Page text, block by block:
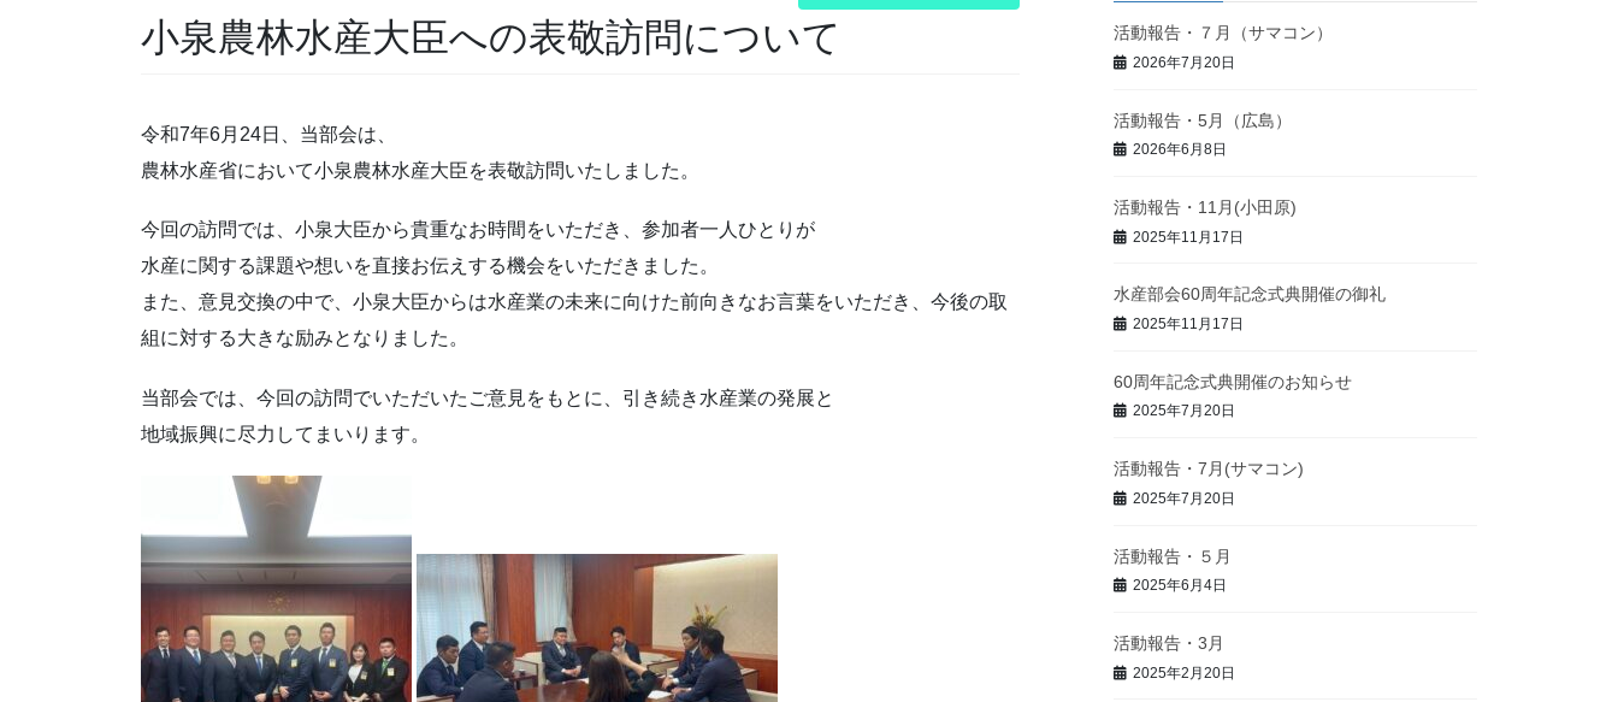
小泉農林水産大臣への表敬訪問について
令和7年6月24日、当部会は、
農林水産省において小泉農林水産大臣を表敬訪問いたしました。
今回の訪問では、小泉大臣から貴重なお時間をいただき、参加者一人ひとりが
水産に関する課題や想いを直接お伝えする機会をいただきました。
また、意見交換の中で、小泉大臣からは水産業の未来に向けた前向きなお言葉をいただき、今後の取
組に対する大きな励みとなりました。
当部会では、今回の訪問でいただいたご意見をもとに、引き続き水産業の発展と
地域振興に尽力してまいります。
活動報告・７月（サマコン）
2026年7月20日
活動報告・5月（広島）
2026年6月8日
活動報告・11月(小田原)
2025年11月17日
水産部会60周年記念式典開催の御礼
2025年11月17日
60周年記念式典開催のお知らせ
2025年7月20日
活動報告・7月(サマコン)
2025年7月20日
活動報告・５月
2025年6月4日
活動報告・3月
2025年2月20日